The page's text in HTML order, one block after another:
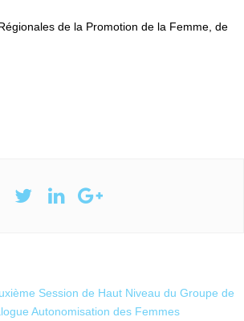
de la Promotion de la Femme, de
Session de Haut Niveau du Groupe de
Autonomisation des Femmes